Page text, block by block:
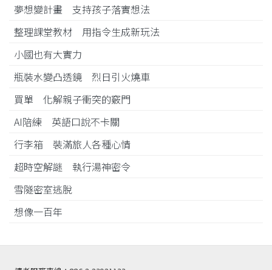
夢想變計畫 支持孩子落實想法
整理課堂教材 用指令生成新玩法
小國也有大實力
瓶裝水變凸透鏡 烈日引火燒車
買單 化解親子衝突的竅門
AI陪練 英語口說不卡關
行李箱 裝滿旅人各種心情
超時空解謎 執行湯神密令
雪隧密室逃脫
想像一百年